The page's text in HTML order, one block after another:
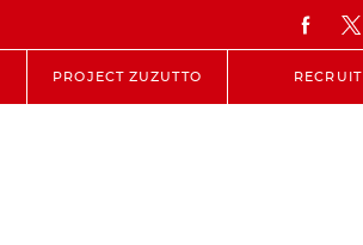
PROJECT ZUZUTTO RECRUIT